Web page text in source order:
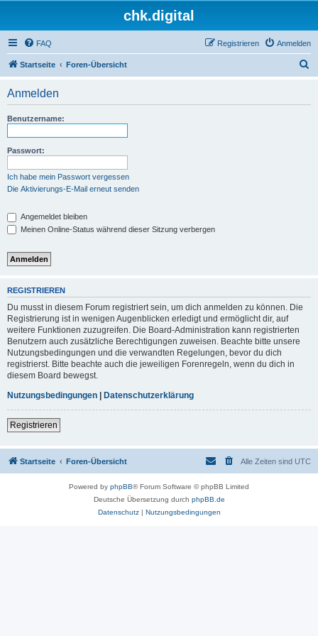
chk.digital
FAQ Anmelden
Registrieren
Startseite Foren-Übersicht
Anmelden
Benutzername:
Passwort:
Ich habe mein Passwort vergessen
Die Aktivierungs-E-Mail erneut senden
Angemeldet bleiben
Meinen Online-Status während dieser Sitzung verbergen
REGISTRIEREN
Du musst in diesem Forum registriert sein, um dich anmelden zu können. Die
Registrierung ist in wenigen Augenblicken erledigt und ermöglicht dir, auf
weitere Funktionen zuzugreifen. Die Board-Administration kann registrierten
Benutzern auch zusätzliche Berechtigungen zuweisen. Beachte bitte unsere
Nutzungsbedingungen und die verwandten Regelungen, bevor du dich
registrierst. Bitte beachte auch die jeweiligen Forenregeln, wenn du dich in
diesem Board bewegst.
Nutzungsbedingungen | Datenschutzerklärung
Registrieren
Startseite Foren-Übersicht Alle Zeiten sind UTC
Powered by phpBB® Forum Software © phpBB Limited
Deutsche Übersetzung durch phpBB.de
Datenschutz| Nutzungsbedingungen